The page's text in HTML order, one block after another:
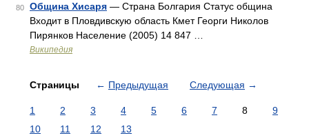
80 Община Хисаря — Страна Болгария Статус община
Входит в Пловдивскую область Кмет Георги Николов
Пирянков Население (2005) 14 847 …
Википедия
Страницы ← Предыдущая Следующая →
1 2 3 4 5 6 7 8
9
10
11 12 13